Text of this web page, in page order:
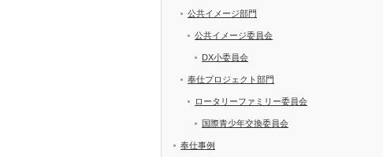
公共イメージ部門
公共イメージ委員会
DX小委員会
奉仕プロジェクト部門
ロータリーファミリー委員会
国際青少年交換委員会
奉仕事例